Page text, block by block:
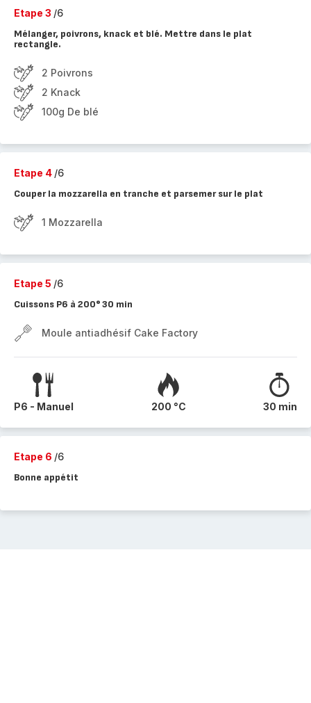
Etape 3 /6
Mélanger, poivrons, knack et blé. Mettre dans le plat
rectangle.
2 Poivrons
2 Knack
100g De blé
Etape 4 /6
Couper la mozzarella en tranche et parsemer sur le plat
1 Mozzarella
Etape 5 /6
Cuissons P6 à 200° 30 min
Moule antiadhésif Cake Factory
P6 - Manuel 200 °C 30 min
Etape 6 /6
Bonne appétit